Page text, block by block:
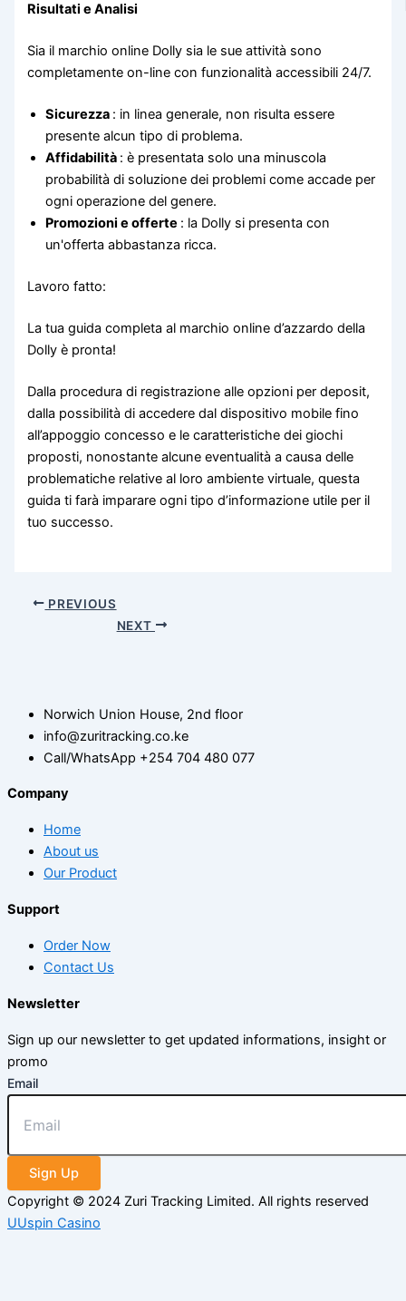
Risultati e Analisi
Sia il marchio online Dolly sia le sue attività sono
completamente on-line con funzionalità accessibili 24/7.
Sicurezza : in linea generale, non risulta essere
presente alcun tipo di problema.
Affidabilità : è presentata solo una minuscola
probabilità di soluzione dei problemi come accade per
ogni operazione del genere.
Promozioni e offerte : la Dolly si presenta con
un'offerta abbastanza ricca.
Lavoro fatto:
La tua guida completa al marchio online d’azzardo della
Dolly è pronta!
Dalla procedura di registrazione alle opzioni per deposit,
dalla possibilità di accedere dal dispositivo mobile fino
all’appoggio concesso e le caratteristiche dei giochi
proposti, nonostante alcune eventualità a causa delle
problematiche relative al loro ambiente virtuale, questa
guida ti farà imparare ogni tipo d’informazione utile per il
tuo successo.
PREVIOUS
NEXT
Norwich Union House, 2nd floor
info@zuritracking.co.ke
Call/WhatsApp +254 704 480 077
Company
Home
About us
Our Product
Support
Order Now
Contact Us
Newsletter
Sign up our newsletter to get updated informations, insight or
promo
Email
Sign Up
Copyright © 2024 Zuri Tracking Limited. All rights reserved
UUspin Casino